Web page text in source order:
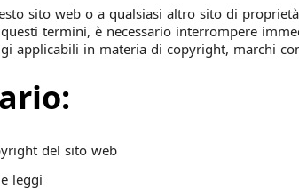
sito web o a qualsiasi altro sito di
termini, è necessario interrompere
applicabili in materia di copyright, marchi
del sito web
leggi